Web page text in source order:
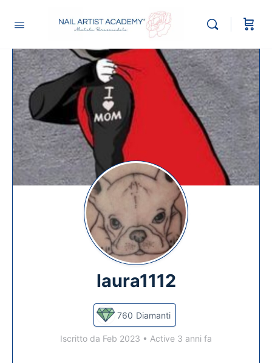
laura1112
760 Diamanti
Iscritto da Feb 2023 • Active 3 anni fa